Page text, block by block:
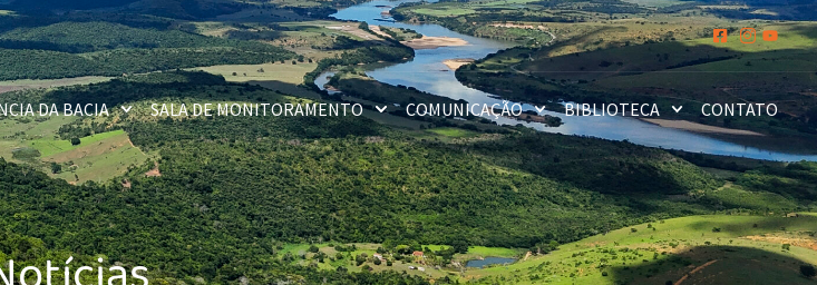
DA BACIA SALA DE MONITORAMENTO COMUNICAÇÃO BIBLIOTECA CONTATO